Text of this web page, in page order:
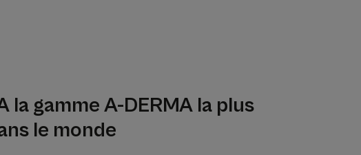
la gamme A-DERMA la plus
le monde